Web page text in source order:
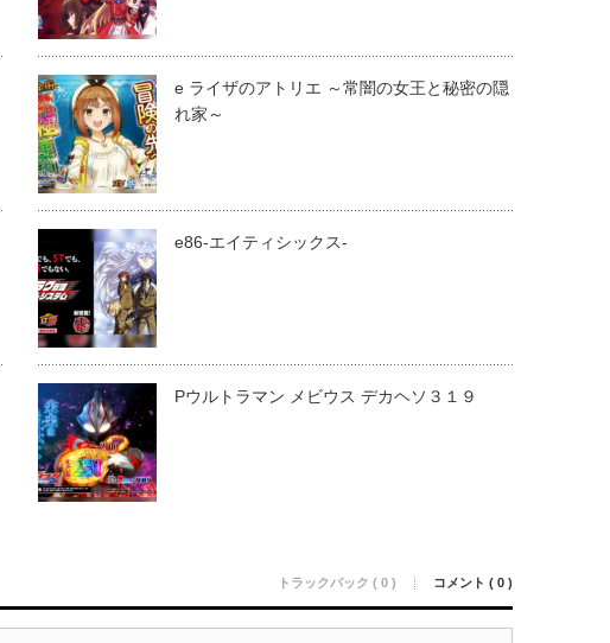
e ライザのアトリエ ～常闇の女王と秘密の隠
れ家～
e86-エイティシックス-
Pウルトラマン メビウス デカヘソ３１９
トラックバック ( 0 ) コメント ( 0 )